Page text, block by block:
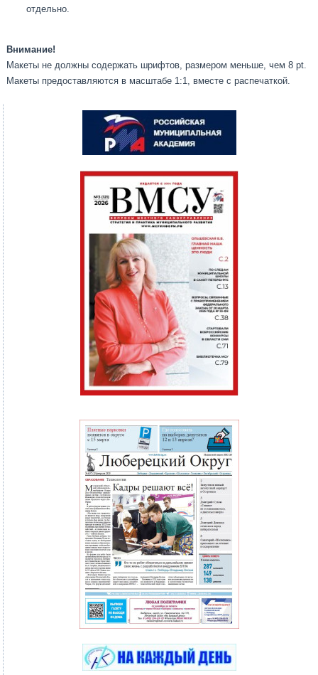
отдельно.
Внимание!
Макеты не должны содержать шрифтов, размером меньше, чем 8 pt.
Макеты предоставляются в масштабе 1:1, вместе с распечаткой.